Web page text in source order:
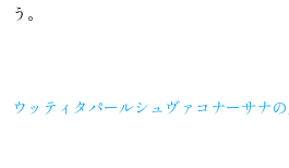
う。
ウッティタパールシュヴァコナーサナ